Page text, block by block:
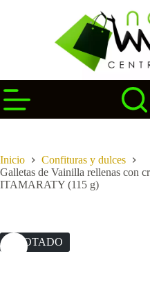
Inicio
Confituras y dulces
Galletas de Vainilla rellenas con
ITAMARATY (115 g)
AGOTADO